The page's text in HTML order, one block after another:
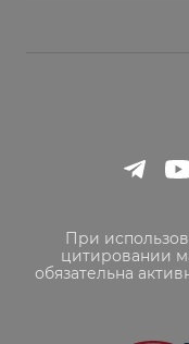
При
цитировании
обязательна